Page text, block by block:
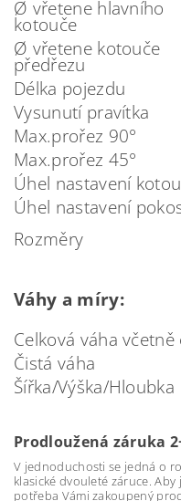
Ø vřetene hlavního
kotouče
Ø vřetene kotouče
předřezu
Délka pojezdu
Vysunutí pravítka
Max.prořez 90°
Max.prořez 45°
Úhel nastavení
Úhel nastavení
Rozměry
Váhy a míry:
Celková váha včetně
Čistá váha
Šířka/Výška/Hloubka
Prodloužená záruka
V jednoduchosti se jedná o
klasické dvouleté záruce.
potřeba Vámi zakoupený